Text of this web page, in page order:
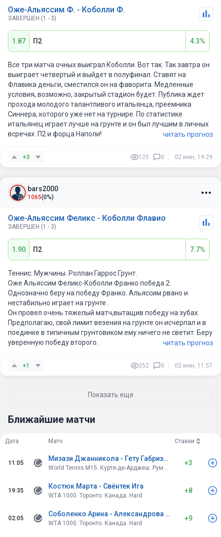
Оже-Альяссим Ф. - Коболли Ф.
ЗАВЕРШЕН (1 - 3)
1.87 П2 4.3%
Все три матча очных выиграл Коболли. Вот так. Так завтра он
выиграет четвертый и выйдет в полуфинал. Ставят на
Флавика деньги, сместился он на фаворита. Медленные
условия, возможно, закрытый стадион будет. Публика ждет
прохода молодого талантливого итальянца, преемника
Синнера, которого уже нет на турнире. По статистике
итальянец играет лучше на грунте и он был лучшим в личных
всречах. П2 и форца Наполи!
читать прогноз
+3 125 0 02 июн, 19:29
bars2000
1065(0%)
Оже-Альяссим Феликс - Коболли Флавио
ЗАВЕРШЕН (1 - 3)
1.90 П2 7.7%
Теннис. Мужчины. Роллан Гаррос.Грунт.
Оже Альяссим Феликс-Коболли Франко победа 2.
Однозначно беру на победу Франко. Альяссим рвано и
нестабильно играет на грунте .
Он провел очень тяжелый матч,вытащив победу на зубах.
Предполагаю, свой лимит везения на грунте он исчерпал и в
поединке в типичным грунтовиком ему ничего не светит. Беру
уверенную победу второго.
читать прогноз
+1 252 0 02 июн, 11:57
Показать еще
Ближайшие матчи
Дата Матч Ставки
11:05
Мизази Джанникола - Гету Габриэль
World Tennis M15. Куртя-де-Арджеш. Румыния. Clay
+3
19:35
Костюк Марта - Свёнтек Ига
WTA 1000. Торонто. Канада. Hard
+8
02:05
Соболенко Арина - Александрова Екатерина
WTA 1000. Торонто. Канада. Hard
+9